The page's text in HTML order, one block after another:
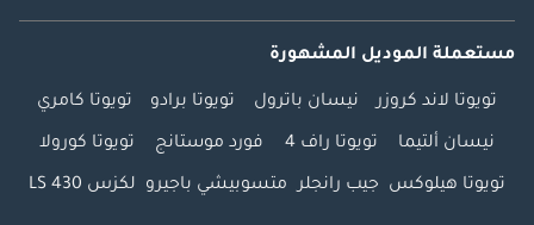
مستعملة الموديل المشهورة
تويوتا لاند كروزر نيسان باترول تويوتا برادو تويوتا كامري
نيسان ألتيما تويوتا راف 4 فورد موستانج تويوتا كورولا
تويوتا هيلوكس جيب رانجلر متسوبيشي باجيرو لكزس LS 430